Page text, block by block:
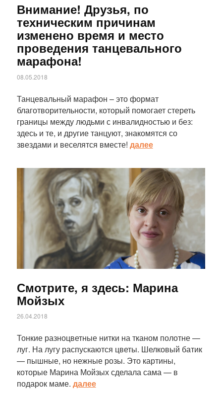
Внимание! Друзья, по
техническим причинам
изменено время и место
проведения танцевального
марафона!
08.05.2018
Танцевальный марафон – это формат
благотворительности, который помогает стереть
границы между людьми с инвалидностью и без:
здесь и те, и другие танцуют, знакомятся со
звездами и веселятся вместе! далее
Статья
Смотрите, я здесь: Марина
Мойзых
26.04.2018
Тонкие разноцветные нитки на тканом полотне —
луг. На лугу распускаются цветы. Шелковый батик
— пышные, но нежные розы. Это картины,
которые Марина Мойзых сделала сама — в
подарок маме. далее